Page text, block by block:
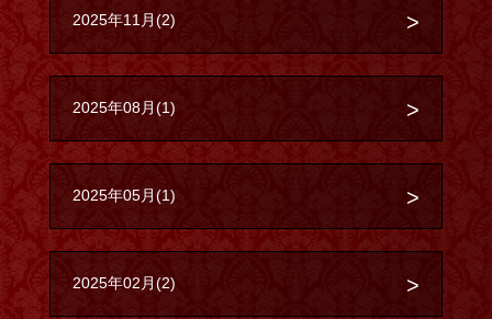
2025年11月(2)
2025年08月(1)
2025年05月(1)
2025年02月(2)